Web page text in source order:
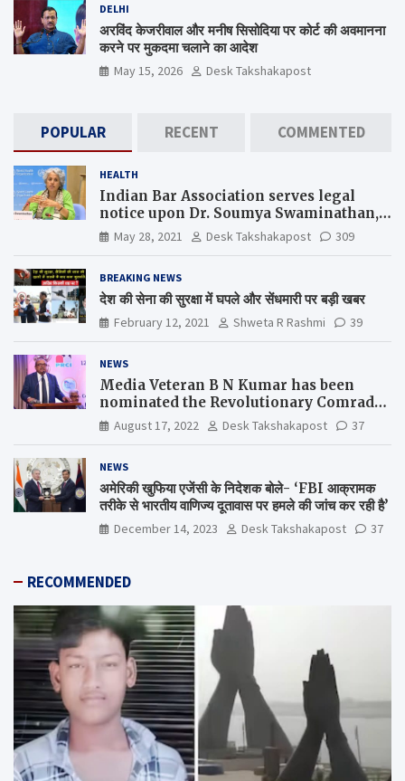
DELHI
अरविंद केजरीवाल और मनीष सिसोदिया पर कोर्ट की अवमानना
करने पर मुकदमा चलाने का आदेश
May 15, 2026 Desk Takshakapost
POPULAR RECENT COMMENTED
HEALTH
Indian Bar Association serves legal
notice upon Dr. Soumya Swaminathan,
the Chief Scientist, WHO
May 28, 2021 Desk Takshakapost 309
BREAKING NEWS
देश की सेना की सुरक्षा में घपले और सेंधमारी पर बड़ी खबर
February 12, 2021 Shweta R Rashmi 39
NEWS
Media Veteran B N Kumar has been
nominated the Revolutionary Comrade
Shiv Varma Media Award 2022-23
August 17, 2022 Desk Takshakapost 37
NEWS
अमेरिकी खुफिया एजेंसी के निदेशक बोले- ‘FBI आक्रामक
तरीके से भारतीय वाणिज्य दूतावास पर हमले की जांच कर रही है’
December 14, 2023 Desk Takshakapost 37
RECOMMENDED